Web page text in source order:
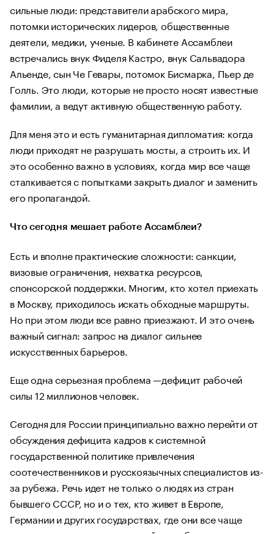
сильные люди: представители арабского мира,
потомки исторических лидеров, общественные
деятели, медики, ученые. В кабинете Ассамблеи
встречались внук Фиделя Кастро, внук Сальвадора
Альенде, сын Че Гевары, потомок Бисмарка, Пьер де
Голль. Это люди, которые не просто носят известные
фамилии, а ведут активную общественную работу.
Для меня это и есть гуманитарная дипломатия: когда
люди приходят не разрушать мосты, а строить их. И
это особенно важно в условиях, когда мир все чаще
сталкивается с попытками закрыть диалог и заменить
его пропагандой.
Что сегодня мешает работе Ассамблеи?
Есть и вполне практические сложности: санкции,
визовые ограничения, нехватка ресурсов,
спонсорской поддержки. Многим, кто хотел приехать
в Москву, приходилось искать обходные маршруты.
Но при этом люди все равно приезжают. И это очень
важный сигнал: запрос на диалог сильнее
искусственных барьеров.
Еще одна серьезная проблема —дефицит рабочей
силы 12 миллионов человек.
Сегодня для России принципиально важно перейти от
обсуждения дефицита кадров к системной
государственной политике привлечения
соотечественников и русскоязычных специалистов из-
за рубежа. Речь идет не только о людях из стран
бывшего СССР, но и о тех, кто живет в Европе,
Германии и других государствах, где они все чаще